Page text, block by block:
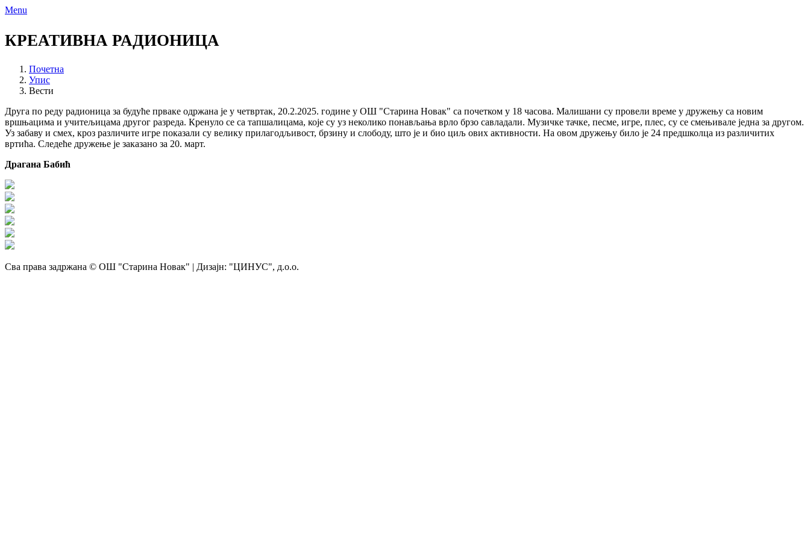
Menu
КРЕАТИВНА РАДИОНИЦА
Почетна
Упис
Вести
Друга по реду радионица за будуће прваке одржана је у четвртак, 20.2.2025. године у ОШ "Старина Новак" са почетком у 18 часова. Малишани су провели време у дружењу са новим
вршњацима и учитељицама другог разреда. Кренуло се са тапшалицама, које су уз неколико понављања врло брзо савладали. Музичке тачке, песме, игре, плес, су се смењивале једна за другом.
Уз забаву и смех, кроз различите игре показали су велику прилагодљивост, брзину и слободу, што је и био циљ ових активности. На овом дружењу било је 24 предшколца из различитих
вртића. Следеће дружење је заказано за 20. март.
Драгана Бабић
Сва права задржана © ОШ "Старина Новак" | Дизајн: "ЦИНУС", д.о.о.